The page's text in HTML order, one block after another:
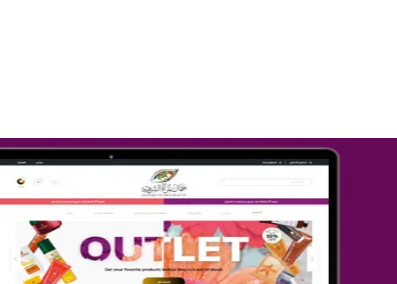
تصميم متجر جمال المرأة الشرقية